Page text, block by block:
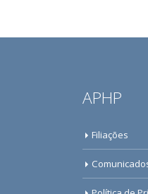
APHP
Filiações